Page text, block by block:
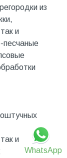
WhatsApp
из
и
песчаные
и